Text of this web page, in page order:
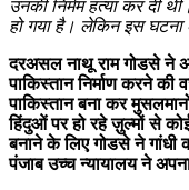
उनकी निर्मम हत्या कर दी
हो गया है। लेकिन इस
दरअसल नाथू राम गोडसे ने
पाकिस्तान निर्माण करने
पाकिस्तान बना कर
हिंदुओं पर हो रहे ज़ुल्मों से
बनाने के लिए गोडसे ने गांधी
पंजाब उच्च न्यायालय ने